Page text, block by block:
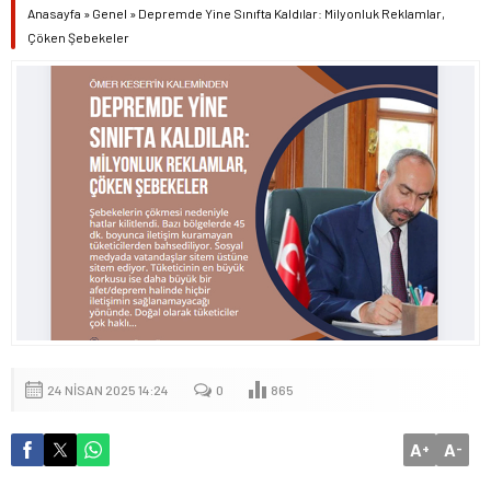
Anasayfa » Genel » Depremde Yine Sınıfta Kaldılar: Milyonluk Reklamlar,
Çöken Şebekeler
24 NISAN 2025 14:24 0 865
A+ A-